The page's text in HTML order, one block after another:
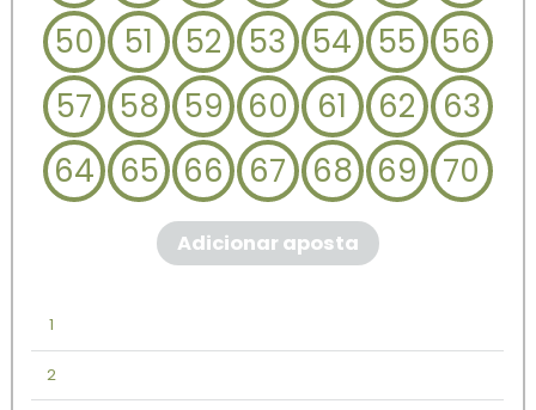
50
51 52 53 54 55
56
57
58 59 60 61 62
63
64
65 66 67 68 69 70
Adicionar aposta
1
2